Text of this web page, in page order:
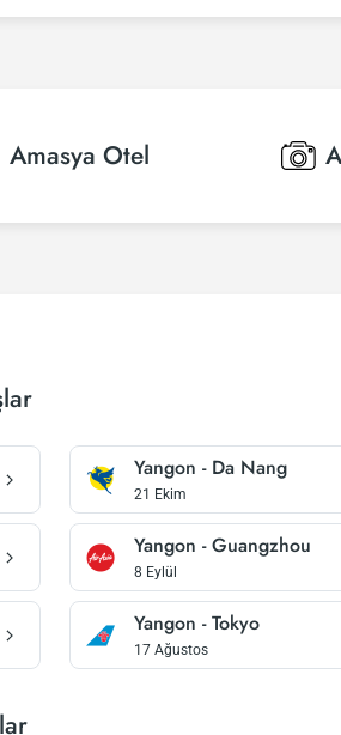
Amasya Otel
Yangon - Da Nang
21 Ekim
Yangon - Guangzhou
8 Eylül
Yangon - Tokyo
17 Ağustos